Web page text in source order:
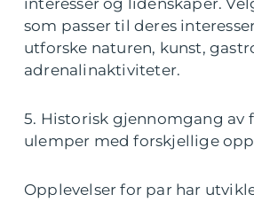
interesser og lidenskaper.
som passer til deres
utforske naturen, kunst,
adrenalinaktiviteter.
5. Historisk gjennomgang av
ulemper med forskjellige
Opplevelser for par har